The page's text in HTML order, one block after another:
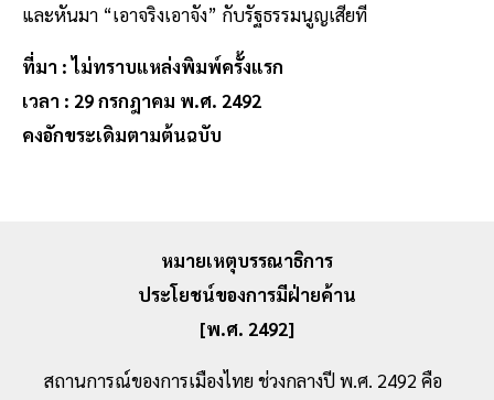
และหันมา “เอาจริงเอาจัง” กับรัฐธรรมนูญเสียที
ที่มา : ไม่ทราบแหล่งพิมพ์ครั้งแรก
เวลา : 29 กรกฎาคม พ.ศ. 2492
คงอักขระเดิมตามต้นฉบับ
หมายเหตุบรรณาธิการ
ประโยชน์ของการมีฝ่ายค้าน
[พ.ศ. 2492]
สถานการณ์ของการเมืองไทย ช่วงกลางปี พ.ศ. 2492 คือ